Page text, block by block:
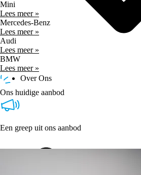
Over Ons
Mini
Lees meer »
Mercedes-Benz
Lees meer »
Audi
Lees meer »
BMW
Lees meer »
Ons huidige aanbod
Een greep uit ons aanbod